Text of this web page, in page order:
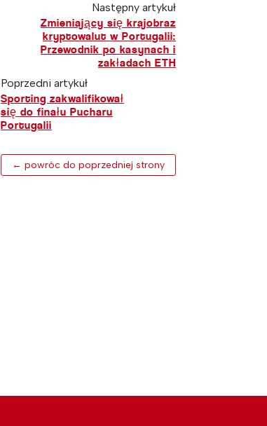
Następny artykuł
Zmieniający się krajobraz
kryptowalut w Portugalii:
Przewodnik po kasynach i
zakładach ETH
Poprzedni artykuł
Sporting zakwalifikował
się do finału Pucharu
Portugalii
← powróc do poprzedniej strony